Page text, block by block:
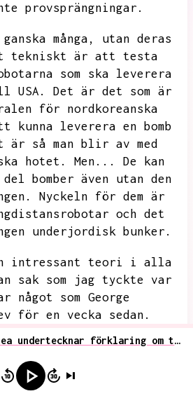
provsprängningar.
många,
utan deras
tekniskt är att testa
som ska leverera
USA.
Det är det som är
för nordkoreanska
kunna leverera en bomb
är så man blir av med
hotet.
Men...
De kan
bomber även utan den
Nyckeln för dem är
och det
underjordisk bunker.
intressant teori i alla
sak som jag tyckte var
något som George
för en vecka sedan.
intresse att spela
som oberäkneliga
skrämma folk.
Nordkorea och Sydkorea undertecknar förklaring om totalt avskaffande av kärnvapen